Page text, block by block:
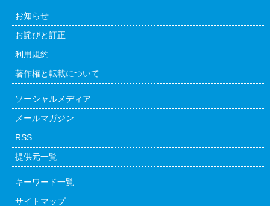
お知らせ
お詫びと訂正
利用規約
著作権と転載について
ソーシャルメディア
メールマガジン
RSS
提供元一覧
キーワード一覧
サイトマップ